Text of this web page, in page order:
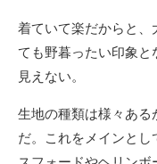
着ていて楽だからと、
ても野暮ったい印象
見えない。
生地の種類は様々ある
だ。これをメインと